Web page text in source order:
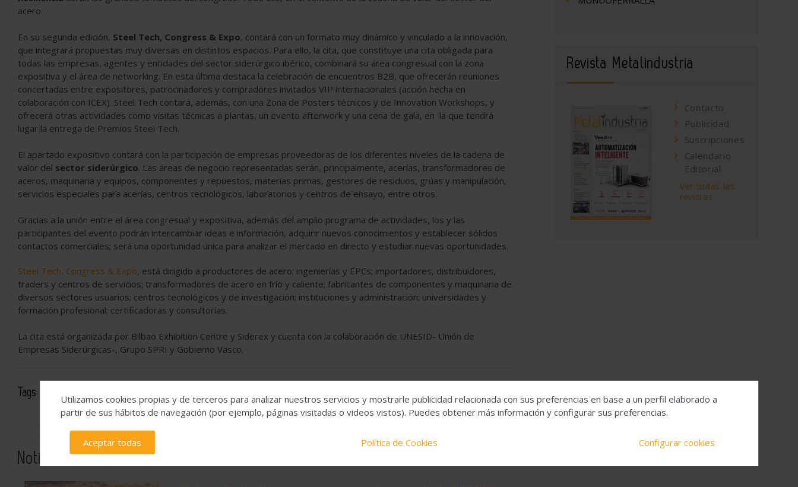
acero.
En su segunda edición, Steel Tech, Congress & Expo, contará con un formato muy dinámico y vinculado a la innovación,
que integrará propuestas muy diversas en distintos espacios. Para ello, la cita, que constituye una cita obligada para
todas las empresas, agentes y entidades del sector siderúrgico ibérico, combinará su área congresual con la zona
expositiva y el área de networking. En esta última destaca la celebración de encuentros B2B, que ofrecerán reuniones
concertadas entre expositores, patrocinadores y compradores invitados VIP internacionales (acción hecha en
colaboración con ICEX). Steel Tech contará, además, con una Zona de Posters técnicos y de Innovation Workshops, y
ofrecerá otras actividades como visitas técnicas a plantas, un evento afterwork y una cena de gala, en la que tendrá
lugar la entrega de Premios Steel Tech.
El apartado expositivo contará con la participación de empresas proveedoras de los diferentes niveles de la cadena de
valor del sector siderúrgico. Las áreas de negocio representadas serán, principalmente, acerías, transformadores de
aceros, maquinaria y equipos, componentes y repuestos, materias primas, gestores de residuos, grúas y manipulación,
servicios especiales para acerías, centros tecnológicos, laboratorios y centros de ensayo, entre otros.
Gracias a la unión entre el área congresual y expositiva, además del amplio programa de actividades, los y las
participantes del evento podrán intercambiar ideas e información, adquirir nuevos conocimientos y establecer sólidos
contactos comerciales; será una oportunidad única para analizar el mercado en directo y estudiar nuevas oportunidades.
Steel Tech, Congress & Expo, está dirigido a productores de acero; ingenierías y EPCs; importadores, distribuidores,
traders y centros de servicios; transformadores de acero en frío y caliente; fabricantes de componentes y maquinaria de
diversos sectores usuarios; centros tecnológicos y de investigación; instituciones y administración; universidades y
formación profesional; certificadoras y consultorías.
La cita está organizada por Bilbao Exhibition Centre y Siderex y cuenta con la colaboración de UNESID- Unión de
Empresas Siderúrgicas-, Grupo SPRI y Gobierno Vasco.
Tags: Bilbao Exhibition Centre UNESID industria siderúrgica española Ferias y Salones
Noticias relacionadas
Revista Metalindustria
Contacto
Publicidad
Suscripciones
Calendario
Editorial
Ver todas las
revistas
Utilizamos cookies propias y de terceros para analizar nuestros servicios y mostrarle publicidad relacionada con sus preferencias en base a un perfil elaborado a
partir de sus hábitos de navegación (por ejemplo, páginas visitadas o videos vistos). Puedes obtener más información y configurar sus preferencias.
Aceptar todas Política de Cookies Configurar cookies